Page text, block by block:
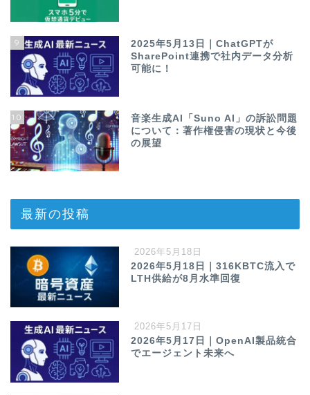
9
2025年5月13日｜ChatGPTが
SharePoint連携で社内データ分析
可能に！
10
音楽生成AI「Suno AI」の訴訟問題
について：著作権侵害の現状と今後
の展望
最新の投稿
2026年5月18日
2026年5月18日｜316KBTC流入で
LTH供給が8月水準回復
2026年5月17日
2026年5月17日｜OpenAI製品統合
でエージェント未来へ